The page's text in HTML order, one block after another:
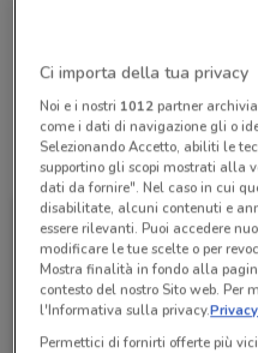
Kalimambo Viaggi
Tutte le promozioni di
Ci importa della tua privacy
Noi e i nostri 1012partner
come i dati di navigazione gli o
Selezionando Accetto, abiliti le
supportino gli scopi mostrati alla
dati da fornire". Nel caso in cui
disabilitate, alcuni contenuti e
essere rilevanti. Puoi accedere
modificare le tue scelte o per
Mostra finalità in fondo alla
contesto del nostro Sito web. Per
l'Informativa sulla privacy.
Permettici di fornirti offerte più